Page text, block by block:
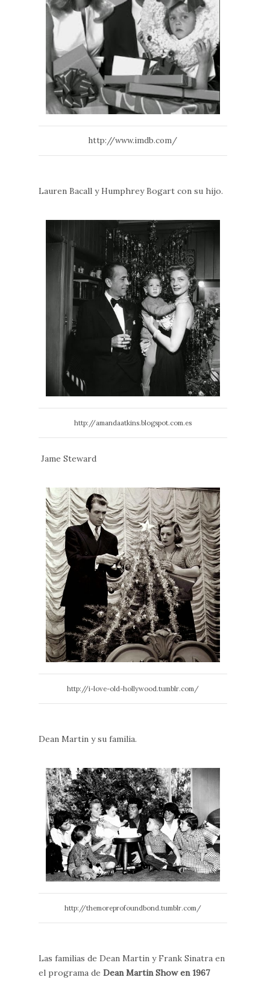
http://www.imdb.com/
Lauren Bacall y Humphrey Bogart con su hijo.
http://amandaatkins.blogspot.com.es
Jame Steward
http://i-love-old-hollywood.tumblr.com/
Dean Martin y su familia.
http://themoreprofoundbond.tumblr.com/
Las familias de Dean Martin y Frank Sinatra en
el programa de Dean Martin Show en 1967